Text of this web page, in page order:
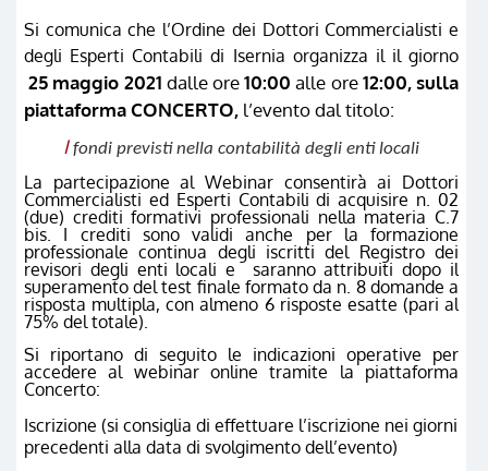
Si comunica che l’Ordine dei Dottori Commercialisti e
degli Esperti Contabili di Isernia organizza il il giorno
25 maggio 2021 dalle ore10:00 alle ore12:00, sulla
piattaforma CONCERTO, l’evento dal titolo:
Ifondi previsti nella contabilità degli enti locali
La partecipazione al Webinar consentirà ai Dottori
Commercialisti ed Esperti Contabili di acquisire n. 02
(due) crediti formativi professionali nella materia C.7
bis. I crediti sono validi anche per la formazione
professionale continua degli iscritti del Registro dei
revisori degli enti locali e saranno attribuiti dopo il
superamento del test finale formato da n. 8 domande a
risposta multipla, con almeno 6 risposte esatte (pari al
75% del totale).
Si riportano di seguito le indicazioni operative per
accedere al webinar online tramite la piattaforma
Concerto:
Iscrizione (si consiglia di effettuare l’iscrizione nei giorni
precedenti alla data di svolgimento dell’evento)